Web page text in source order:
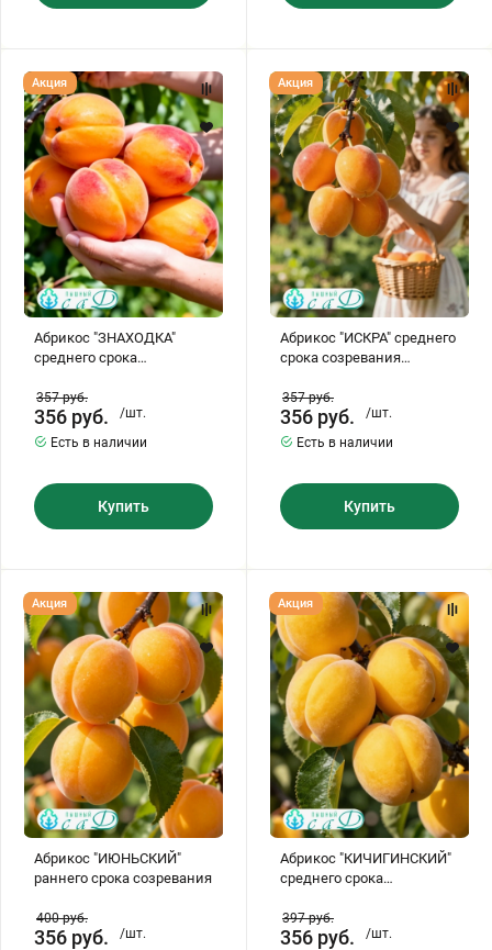
Абрикос
"ЗНАХОДКА"
среднего
срока
созревания
(самоплодный)
Абрикос "ЗНАХОДКА"
среднего срока
(самоплодный)
Акция
357руб.
356 руб.
/шт.
Есть в наличии
Купить
Абрикос
"ИСКРА"
среднего
срока
созревания
(самоплодный)
Абрикос "ИСКРА" среднего
срока созревания
Акция
357руб.
356 руб.
/шт.
Есть в наличии
Купить
Абрикос
"ИЮНЬСКИЙ"
раннего
срока
созревания
Абрикос "ИЮНЬСКИЙ"
раннего срока созревания
Акция
400руб.
356 руб.
/шт.
Абрикос
"КИЧИГИНСКИЙ"
среднего
срока
созревания
Абрикос "КИЧИГИНСКИЙ"
среднего срока
Акция
397руб.
356 руб.
/шт.